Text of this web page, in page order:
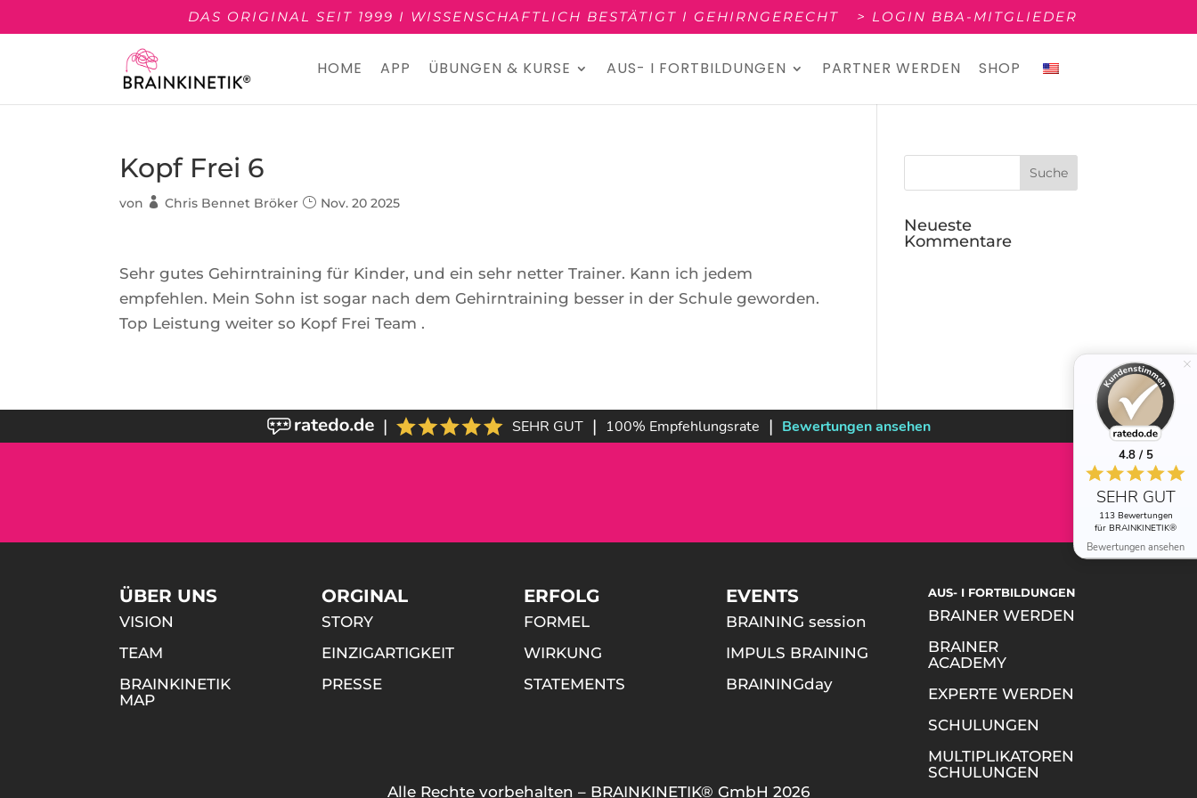
DAS ORIGINAL SEIT 1999 I WISSENSCHAFTLICH BESTÄTIGT I GEHIRNGERECHT > LOGIN BBA-MITGLIEDER
HOME APP ÜBUNGEN & KURSE AUS- I FORTBILDUNGEN PARTNER WERDEN SHOP
Kopf Frei 6
von Chris Bennet Bröker Nov. 20 2025
Sehr gutes Gehirntraining für Kinder, und ein sehr netter Trainer. Kann ich jedem
empfehlen. Mein Sohn ist sogar nach dem Gehirntraining besser in der Schule geworden.
Top Leistung weiter so Kopf Frei Team .
Neueste
Kommentare
ÜBER UNS
VISION
TEAM
BRAINKINETIK
MAP
ORGINAL
STORY
EINZIGARTIGKEIT
PRESSE
ERFOLG
FORMEL
WIRKUNG
STATEMENTS
EVENTS
BRAINING session
IMPULS BRAINING
BRAININGday
AUS- I FORTBILDUNGEN
BRAINER WERDEN
BRAINER
ACADEMY
EXPERTE WERDEN
SCHULUNGEN
MULTIPLIKATOREN
SCHULUNGEN
Alle Rechte vorbehalten – BRAINKINETIK® GmbH 2026
| SEHR GUT | 100% Empfehlungsrate | Bewertungen ansehen
4.8 / 5
SEHR GUT
113 Bewertungen
für BRAINKINETIK®
Bewertungen ansehen